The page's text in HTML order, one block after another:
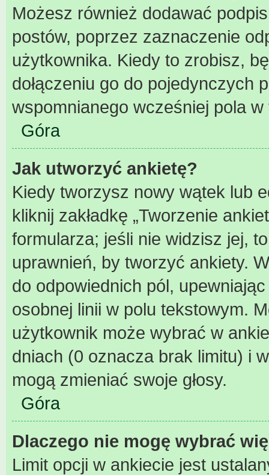
Możesz również dodawać
postów, poprzez zaznaczenie
użytkownika. Kiedy to zrobisz,
dołączeniu go do pojedynczych
wspomnianego wcześniej pola
Góra
Jak utworzyć ankietę?
Kiedy tworzysz nowy wątek lub
kliknij zakładkę „Tworzenie
formularza; jeśli nie widzisz jej,
uprawnień, by tworzyć ankiety.
do odpowiednich pól,
osobnej linii w polu tekstowym.
użytkownik może wybrać w
dniach (0 oznacza brak limitu) i
mogą zmieniać swoje głosy.
Góra
Dlaczego nie mogę wybrać
Limit opcji w ankiecie jest